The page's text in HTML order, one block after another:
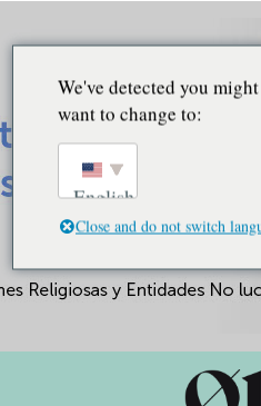
We've detected you
want to change to:
English
Close and do not switch